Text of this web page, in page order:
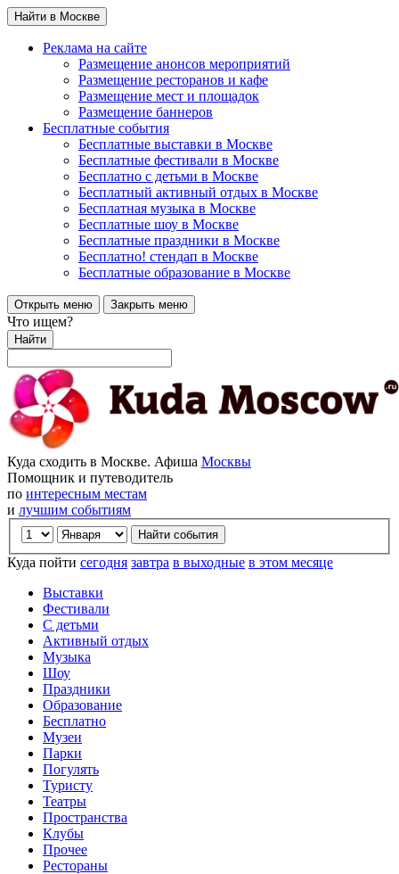
Найти в Москве
Реклама на сайте
Размещение анонсов мероприятий
Размещение ресторанов и кафе
Размещение мест и площадок
Размещение баннеров
Бесплатные события
Бесплатные выставки в Москве
Бесплатные фестивали в Москве
Бесплатно с детьми в Москве
Бесплатный активный отдых в Москве
Бесплатная музыка в Москве
Бесплатные шоу в Москве
Бесплатные праздники в Москве
Бесплатно! стендап в Москве
Бесплатные образование в Москве
Открыть меню Закрыть меню
Что ищем?
Найти
Куда сходить в Москве. Афиша Москвы
Помощник и путеводитель
по интересным местам
и лучшим событиям
Куда пойти сегодня завтра в выходные в этом месяце
Выставки
Фестивали
С детьми
Активный отдых
Музыка
Шоу
Праздники
Образование
Бесплатно
Музеи
Парки
Погулять
Туристу
Театры
Пространства
Клубы
Прочее
Рестораны